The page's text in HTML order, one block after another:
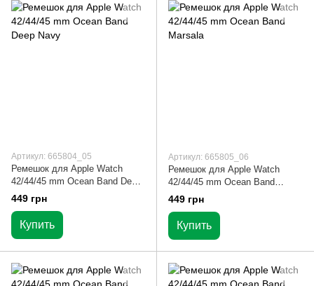
Артикул: 665804_05
Ремешок для Apple Watch
42/44/45 mm Ocean Band Deep
Navy
449 грн
Купить
Артикул: 665805_06
Ремешок для Apple Watch
42/44/45 mm Ocean Band
Marsala
449 грн
Купить